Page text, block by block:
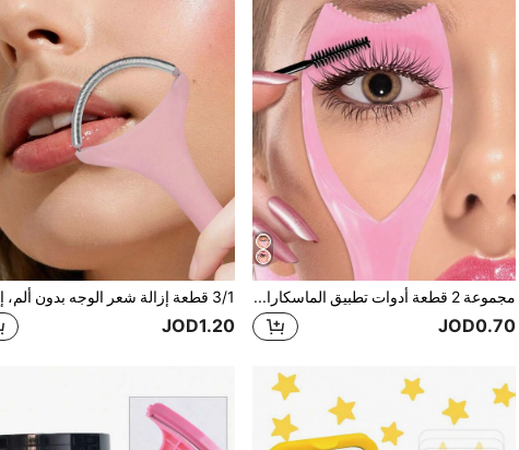
مجموعة 2 قطعة أدوات تطبيق الماسكارا ثلاثية الوظائف، واقي الرموش، مساعد المكياج، مساعد المكياج القابل لإعادة الاستخدام للمبتدئين لتطبيق الماسكارا والآيلاينر بشكل مثالي، إنشاء رموش طبيعية خالية من التكتل مع فاصل الرموش
JOD0.70
JOD1.20